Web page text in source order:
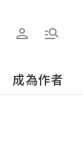
成為作者